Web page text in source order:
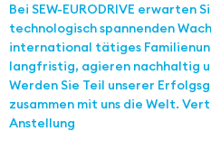
Bei SEW-EURODRIVE erwarten
technologisch spannenden
international tätiges
langfristig, agieren nachhaltig
Werden Sie Teil unserer
zusammen mit uns die Welt.
Anstellung